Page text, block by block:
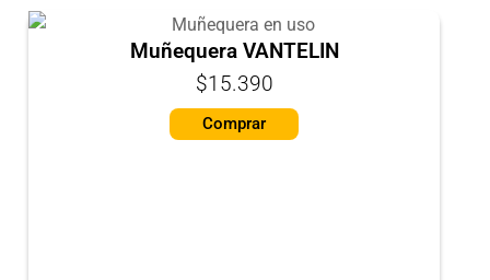
Muñequera VANTELIN
$15.390
Comprar